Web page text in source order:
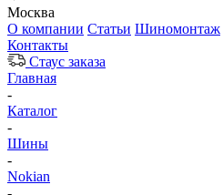
Москва
О компании Статьи Шиномонтаж
Контакты
Стаус заказа
Главная
-
Каталог
-
Шины
-
Nokian